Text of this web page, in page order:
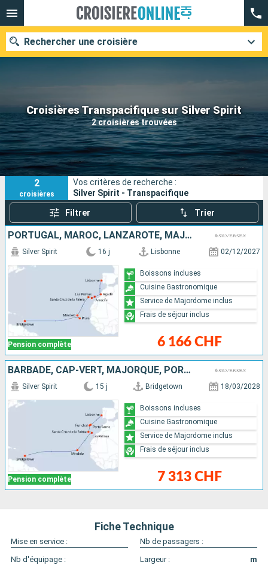
Croisières Transpacifique sur Silver Spirit
2 croisières trouvées
Rechercher une croisière
Nos destinations
Mois de départ
Ports Compagnies
Rechercher
2
croisières
Vos critères de recherche :
Silver Spirit - Transpacifique
Filtrer Trier
PORTUGAL, MAROC, LANZAROTE, MAJORQUE, CAP-VERT, BARBADE
Pension complète
Silver Spirit 16 j Lisbonne 02/12/2027
6 166 CHF
Boissons incluses
Cuisine Gastronomique
Service de Majordome inclus
Frais de séjour inclus
BARBADE, CAP-VERT, MAJORQUE, PORTUGAL
Pension complète
Silver Spirit 15 j Bridgetown 18/03/2028
7 313 CHF
Boissons incluses
Cuisine Gastronomique
Service de Majordome inclus
Frais de séjour inclus
Fiche Technique
Mise en service :
Nb de passagers :
Nb d'équipage :
Largeur :
m